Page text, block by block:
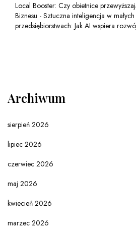
Local Booster: Czy obietnice
Biznesu - Sztuczna inteligencja w
przedsiębiorstwach: Jak AI wspiera
Archiwum
sierpień 2026
lipiec 2026
czerwiec 2026
maj 2026
kwiecień 2026
marzec 2026